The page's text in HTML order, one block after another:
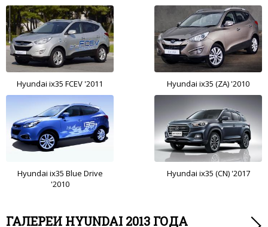
Hyundai ix35 FCEV '2011 Hyundai ix35 (ZA) '2010
Hyundai ix35 Blue Drive
'2010
Hyundai ix35 (CN) '2017
ГАЛЕРЕИ HYUNDAI 2013 ГОДА